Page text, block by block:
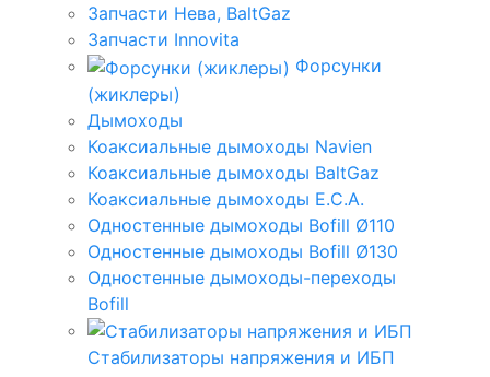
Запчасти Нева, BaltGaz
Запчасти Innovita
Форсунки
(жиклеры)
Дымоходы
Коаксиальные дымоходы Navien
Коаксиальные дымоходы BaltGaz
Коаксиальные дымоходы E.C.A.
Одностенные дымоходы Bofill Ø110
Одностенные дымоходы Bofill Ø130
Одностенные дымоходы-переходы
Bofill
Стабилизаторы напряжения и ИБП